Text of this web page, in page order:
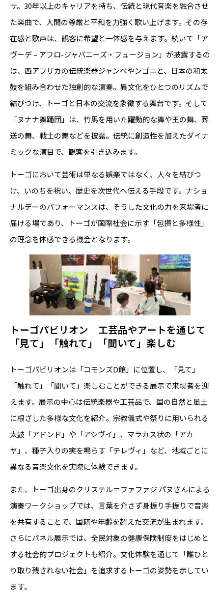
サ。30年以上のキャリアを持ち、伝統と現代音楽を融合させ
た楽曲で、人間の尊厳と平和を力強く歌い上げます。その存
在感と歌声は、観客に希望と一体感を与えます。続いて「ア
ヴーデ – アフロ-ジャパニーズ・フュージョン」が披露するの
は、西アフリカの伝統楽器ジャンベやンゴニと、日本の和太
鼓を組み合わせた独創的な演奏。異文化をひとつのリズムで
結びつけ、トーゴと日本の交流を象徴する舞台です。そして
「ヌナナ舞踊団」は、竹馬を用いた躍動的な舞や王の舞、葬
送の舞、戦士の舞などを披露。伝統に創造性を加えたダイナ
ミックな演目で、観客を引き込みます。
トーゴにおいて芸術は単なる娯楽ではなく、人々を結びつ
け、いのちを祝い、歴史を次世代へ伝える手段です。ナショ
ナルデーのパフォーマンスは、そうした文化の力を来場者に
届ける場であり、トーゴが国際社会に示す「包摂と多様性」
の理念を体感できる機会となります。
トーゴパビリオン 工芸品やアートを通じて
「見て」「触れて」「聞いて」楽しむ
トーゴパビリオンは「コモンズD館」に位置し、「見て」
「触れて」「聞いて」楽しむことができる展示で来場者を迎
えます。展示の中心は伝統楽器や工芸品で、国の自然と風土
に根ざした多様な文化を紹介。宗教儀式や祭りに用いられる
太鼓「アドンド」や「アシヴイ」、マラカス状の「アカ
ヤ」、種子入りの実を鳴らす「テレヴィ」など、地域ごとに
異なる音楽文化を実際に体験できます。
また、トーゴ出身のクリステル＝ファファジ パヌさんによる
演奏ワークショップでは、言葉を介さず身振り手振りで音楽
を共有することで、国籍や年齢を超えた交流が生まれます。
さらにパネル展示では、全民対象の健康保険制度をはじめと
する社会的プロジェクトも紹介。文化体験を通じて「誰ひと
り取り残されない社会」を追求するトーゴの姿勢を示してい
ます。